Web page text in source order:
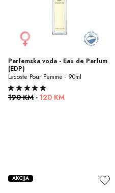
Parfemska voda - Eau de Parfum
(EDP)
Lacoste Pour Femme - 90ml
190 KM - 120 KM
AKCIJA